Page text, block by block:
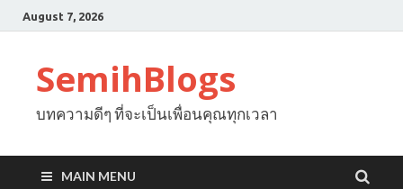
August 7, 2026
SemihBlogs
บทความดีๆ ที่จะเป็นเพื่อนคุณทุกเวลา
MAIN MENU